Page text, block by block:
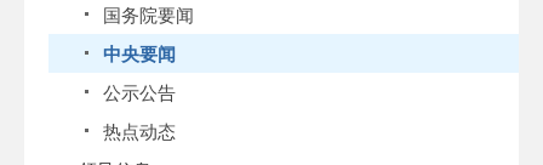
国务院要闻
中央要闻
公示公告
热点动态